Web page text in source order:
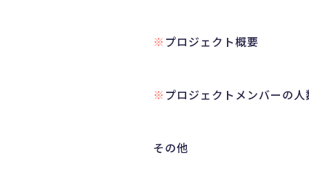
プロジェクト概要
プロジェクトメンバーの人
その他